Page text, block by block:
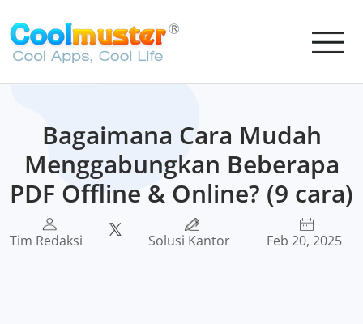
Bagaimana Cara Mudah
Menggabungkan Beberapa
PDF Offline & Online? (9 cara)
Tim Redaksi Solusi Kantor Feb 20, 2025